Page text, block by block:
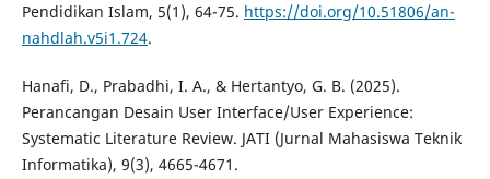
Pendidikan Islam, 5(1), 64-75. https://doi.org/10.51806/an-
nahdlah.v5i1.724.
Hanafi, D., Prabadhi, I. A., & Hertantyo, G. B. (2025).
Perancangan Desain User Interface/User Experience:
Systematic Literature Review. JATI (Jurnal Mahasiswa Teknik
Informatika), 9(3), 4665-4671.